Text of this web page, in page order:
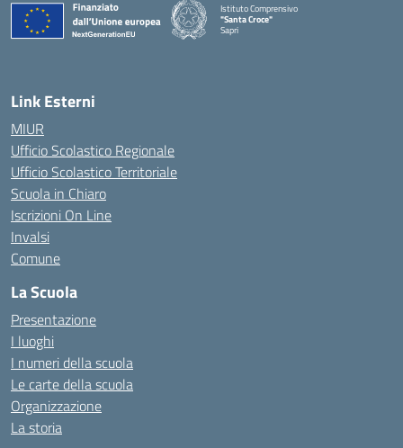
Istituto Comprensivo
"Santa Croce"
Sapri
— Visita la pagina iniziale della scuola
Link Esterni
MIUR
Ufficio Scolastico Regionale
Ufficio Scolastico Territoriale
Scuola in Chiaro
Iscrizioni On Line
Invalsi
Comune
La Scuola
Presentazione
I luoghi
I numeri della scuola
Le carte della scuola
Organizzazione
La storia